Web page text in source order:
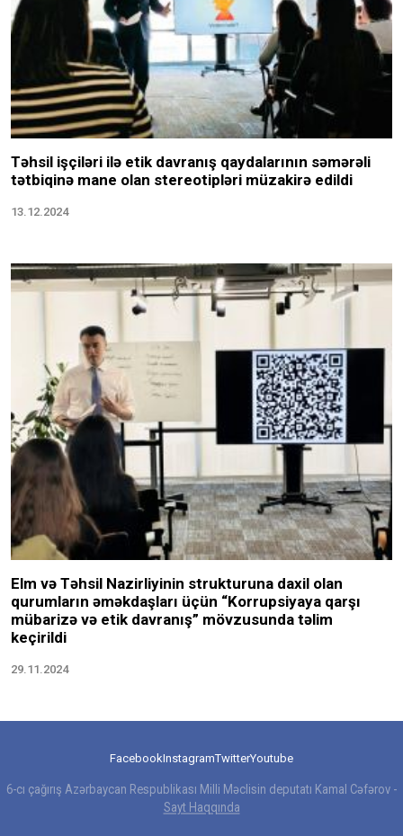
Təhsil işçiləri ilə etik davranış qaydalarının səmərəli
tətbiqinə mane olan stereotipləri müzakirə edildi
13.12.2024
Elm və Təhsil Nazirliyinin strukturuna daxil olan
qurumların əməkdaşları üçün “Korrupsiyaya qarşı
mübarizə və etik davranış” mövzusunda təlim
keçirildi
29.11.2024
FacebookInstagramTwitterYoutube
6-cı çağırış Azərbaycan Respublikası Milli Məclisin deputatı Kamal Cəfərov -
Sayt Haqqında